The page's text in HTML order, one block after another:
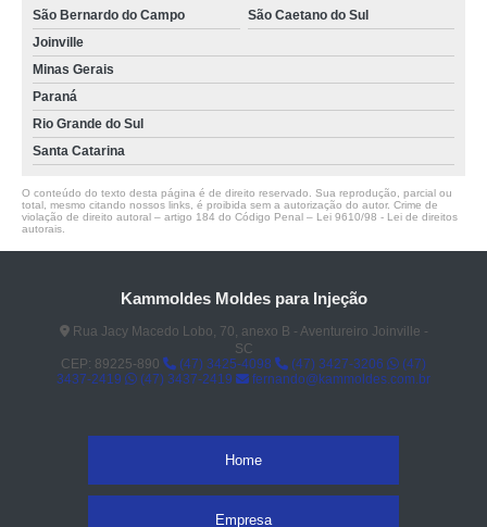
São Bernardo do Campo
São Caetano do Sul
Joinville
Minas Gerais
Paraná
Rio Grande do Sul
Santa Catarina
O conteúdo do texto desta página é de direito reservado. Sua reprodução, parcial ou
total, mesmo citando nossos links, é proibida sem a autorização do autor. Crime de
violação de direito autoral – artigo 184 do Código Penal – Lei 9610/98 - Lei de direitos
autorais
Kammoldes Moldes para Injeção
Rua Jacy Macedo Lobo, 70, anexo B - Aventureiro Joinville -
SC
CEP: 89225-890
(47) 3425-4098 (47) 3427-3206
(47)
3437-2419
(47) 3437-2419 fernando@kammoldes.com.br
Home
Empresa